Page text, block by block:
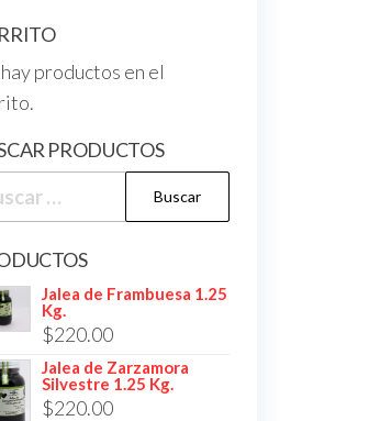
productos en el
PRODUCTOS
Jalea de Frambuesa 1.25
Kg.
$220.00
Jalea de Zarzamora
Silvestre 1.25 Kg.
$220.00